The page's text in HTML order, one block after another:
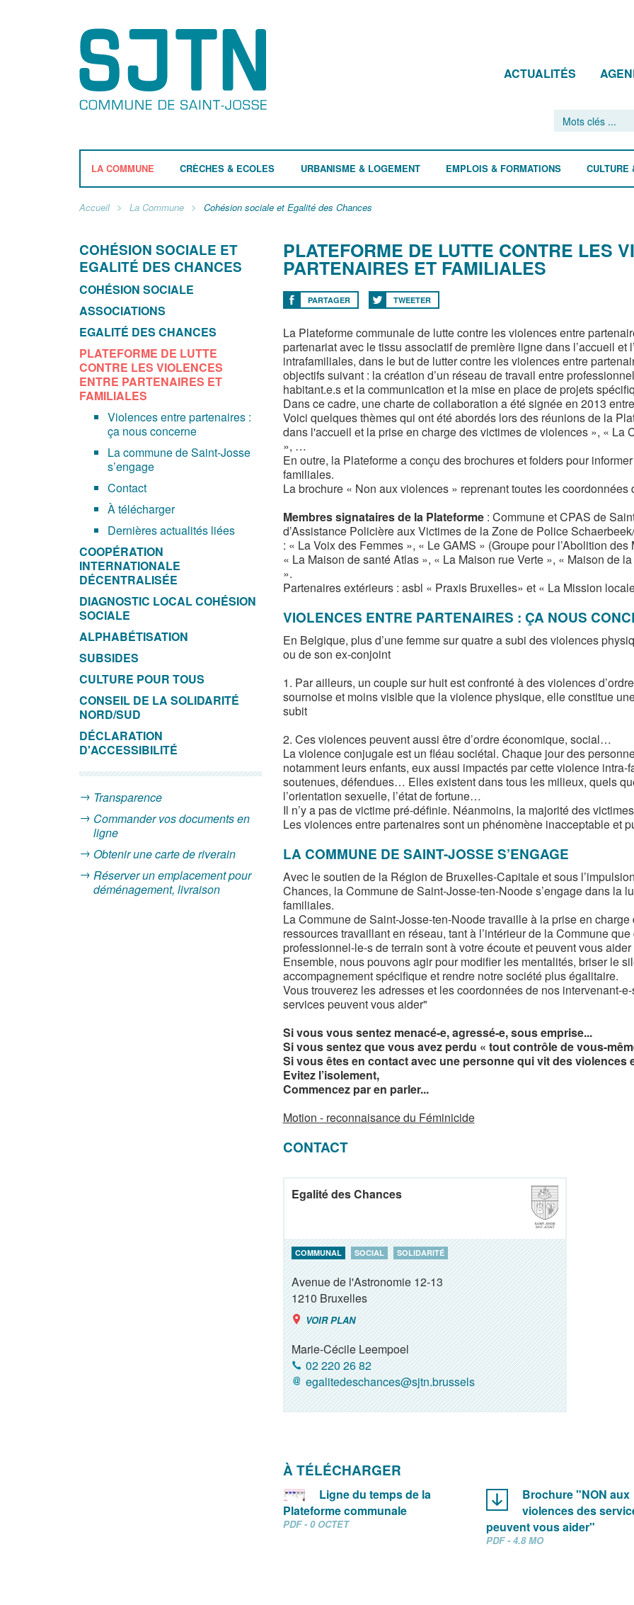
ACTUALITÉS
LA COMMUNE CRÈCHES & ECOLES URBANISME & LOGEMENT EMPLOIS & FORMATIONS CULTURE
Accueil La Commune Cohésion sociale et Egalité des Chances
COHÉSION SOCIALE ET
EGALITÉ DES CHANCES
COHÉSION SOCIALE
ASSOCIATIONS
EGALITÉ DES CHANCES
PLATEFORME DE LUTTE
CONTRE LES VIOLENCES
ENTRE PARTENAIRES ET
FAMILIALES
Violences entre partenaires :
ça nous concerne
La commune de Saint-Josse
s’engage
Contact
À télécharger
Dernières actualités liées
COOPÉRATION
INTERNATIONALE
DÉCENTRALISÉE
DIAGNOSTIC LOCAL COHÉSION
SOCIALE
ALPHABÉTISATION
SUBSIDES
CULTURE POUR TOUS
CONSEIL DE LA SOLIDARITÉ
NORD/SUD
DÉCLARATION
D'ACCESSIBILITÉ
Transparence
Commander vos documents en
ligne
Obtenir une carte de riverain
Réserver un emplacement pour
déménagement, livraison
PLATEFORME DE LUTTE CONTRE LES
PARTENAIRES ET FAMILIALES
PARTAGER TWEETER
La Plateforme communale de lutte contre les violences entre
partenariat avec le tissu associatif de première ligne dans l’accueil
intrafamiliales, dans le but de lutter contre les violences entre
objectifs suivant : la création d’un réseau de travail entre
habitant.e.s et la communication et la mise en place de projets
Dans ce cadre, une charte de collaboration a été signée en 2013
Voici quelques thèmes qui ont été abordés lors des réunions de la
dans l'accueil et la prise en charge des victimes de violences », « La
», …
En outre, la Plateforme a conçu des brochures et folders pour
familiales.
La brochure « Non aux violences » reprenant toutes les
Membres signataires de la Plateforme: Commune et CPAS de
d’Assistance Policière aux Victimes de la Zone de Police
: « La Voix des Femmes », « Le GAMS » (Groupe pour l’Abolition
« La Maison de santé Atlas », « La Maison rue Verte », « Maison de
».
Partenaires extérieurs : asbl « Praxis Bruxelles» et « La Mission
VIOLENCES ENTRE PARTENAIRES : ÇA NOUS
En Belgique, plus d’une femme sur quatre a subi des violences
ou de son ex-conjoint
1. Par ailleurs, un couple sur huit est confronté à des violences
sournoise et moins visible que la violence physique, elle constitue
subit
2. Ces violences peuvent aussi être d’ordre économique, social…
La violence conjugale est un fléau sociétal. Chaque jour des
notamment leurs enfants, eux aussi impactés par cette violence
soutenues, défendues… Elles existent dans tous les milieux, quels
l’orientation sexuelle, l’état de fortune…
Il n’y a pas de victime pré-définie. Néanmoins, la majorité des
Les violences entre partenaires sont un phénomène inacceptable et
LA COMMUNE DE SAINT-JOSSE S’ENGAGE
Avec le soutien de la Région de Bruxelles-Capitale et sous
Chances, la Commune de Saint-Josse-ten-Noode s’engage dans la
familiales.
La Commune de Saint-Josse-ten-Noode travaille à la prise en
ressources travaillant en réseau, tant à l’intérieur de la Commune
professionnel-le-s de terrain sont à votre écoute et peuvent vous
Ensemble, nous pouvons agir pour modifier les mentalités, briser le
accompagnement spécifique et rendre notre société plus égalitaire.
Vous trouverez les adresses et les coordonnées de nos intervenant-
services peuvent vous aider"
Si vous vous sentez menacé-e, agressé-e, sous emprise...
Si vous sentez que vous avez perdu « tout contrôle de vous-
Si vous êtes en contact avec une personne qui vit des violences
Evitez l’isolement,
Commencez par en parler...
Motion - reconnaisance du Féminicide
CONTACT
Egalité des Chances
COMMUNAL SOCIAL SOLIDARITÉ
Avenue de l'Astronomie 12-13
1210Bruxelles
VOIR PLAN
Marie-Cécile Leempoel
02 220 26 82
egalitedeschances@sjtn.brussels
À TÉLÉCHARGER
Ligne du temps de la
Plateforme communale
PDF - 0 OCTET
Brochure "NON aux
violences des
peuvent vous aider"
PDF - 4.8 MO